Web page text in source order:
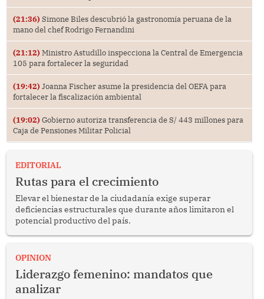
(21:36) Simone Biles descubrió la gastronomía peruana de la
mano del chef Rodrigo Fernandini
(21:12) Ministro Astudillo inspecciona la Central de Emergencia
105 para fortalecer la seguridad
(19:42) Joanna Fischer asume la presidencia del OEFA para
fortalecer la fiscalización ambiental
(19:02) Gobierno autoriza transferencia de S/ 443 millones para
Caja de Pensiones Militar Policial
EDITORIAL
Rutas para el crecimiento
Elevar el bienestar de la ciudadanía exige superar
deficiencias estructurales que durante años limitaron el
potencial productivo del país.
OPINION
Liderazgo femenino: mandatos que
analizar